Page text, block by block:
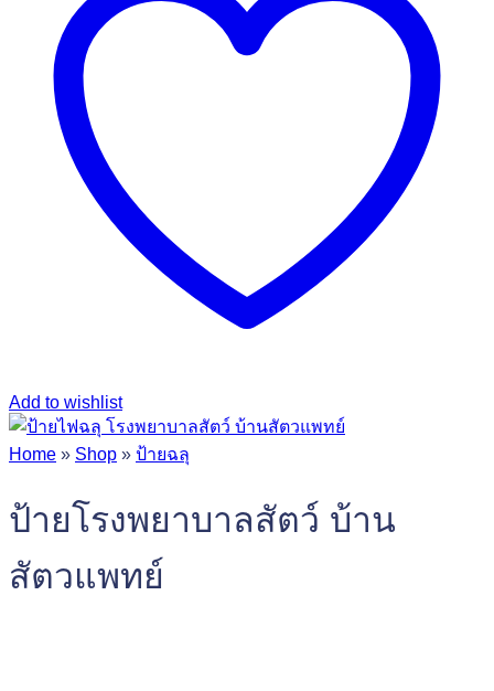
Add to wishlist
Home » Shop » ป้ายฉลุ
ป้ายโรงพยาบาลสัตว์ บ้าน
สัตวแพทย์